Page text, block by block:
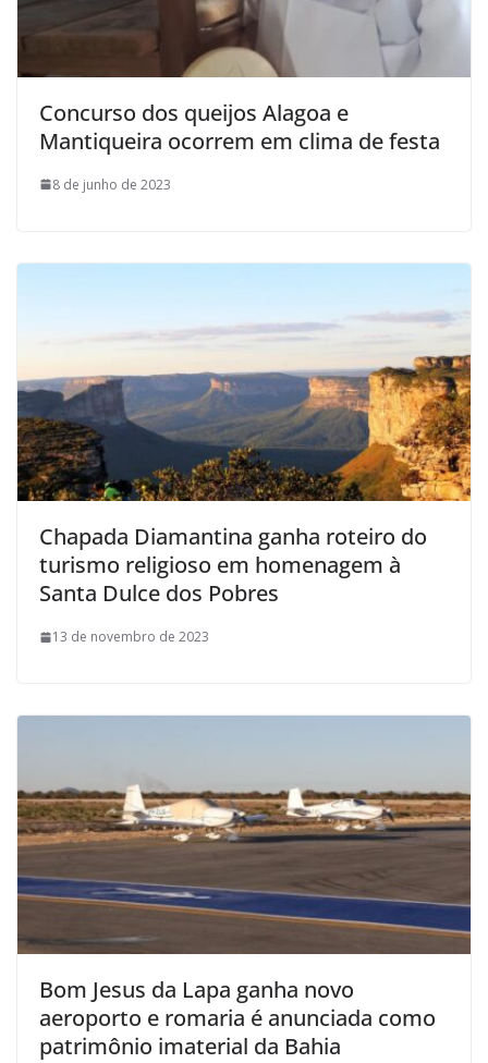
Concurso dos queijos Alagoa e
Mantiqueira ocorrem em clima de festa
8 de junho de 2023
Chapada Diamantina ganha roteiro do
turismo religioso em homenagem à
Santa Dulce dos Pobres
13 de novembro de 2023
Bom Jesus da Lapa ganha novo
aeroporto e romaria é anunciada como
patrimônio imaterial da Bahia